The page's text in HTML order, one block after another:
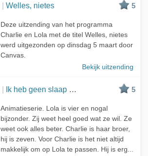
Welles, nietes 5
Deze uitzending van het programma
Charlie en Lola met de titel Welles, nietes
werd uitgezonden op dinsdag 5 maart door
Canvas.
Bekijk uitzending
Ik heb geen slaap en ik ga niet naar bed 5
Animatieserie. Lola is vier en nogal
bijzonder. Zij weet heel goed wat ze wil. Ze
weet ook alles beter. Charlie is haar broer,
hij is zeven. Voor Charlie is het niet altijd
makkelijk om op Lola te passen. Hij is erg...